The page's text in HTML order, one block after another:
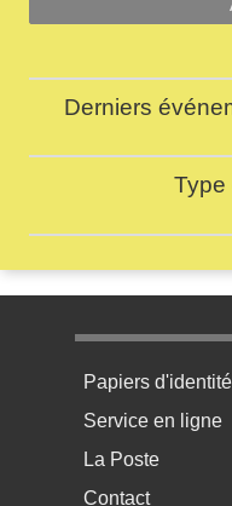
Derniers
Type
Menu pratique
Papiers d'identité
Service en ligne
La Poste
Contact